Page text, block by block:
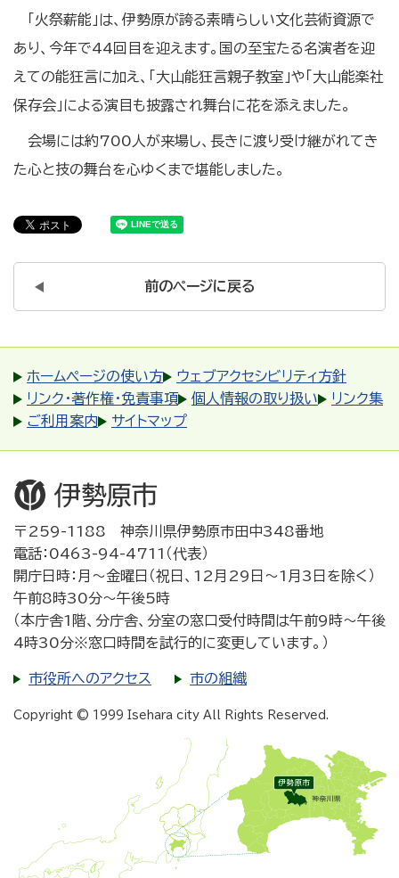
「火祭薪能」は、伊勢原が誇る素晴らしい文化芸術資源で
あり、今年で44回目を迎えます。国の至宝たる名演者を迎
えての能狂言に加え、「大山能狂言親子教室」や「大山能楽社
保存会」による演目も披露され舞台に花を添えました。
会場には約700人が来場し、長きに渡り受け継がれてき
た心と技の舞台を心ゆくまで堪能しました。
前のページに戻る
ホームページの使い方
ウェブアクセシビリティ方針
リンク・著作権・免責事項
個人情報の取り扱い
リンク集
ご利用案内
サイトマップ
〒259-1188 神奈川県伊勢原市田中348番地
電話：0463-94-4711（代表）
開庁日時：月～金曜日（祝日、12月29日～1月3日を除く）
午前8時30分～午後5時
（本庁舎1階、分庁舎、分室の窓口受付時間は午前9時～午後
4時30分※窓口時間を試行的に変更しています。）
市役所へのアクセス 市の組織
Copyright © 1999 Isehara city All Rights Reserved.